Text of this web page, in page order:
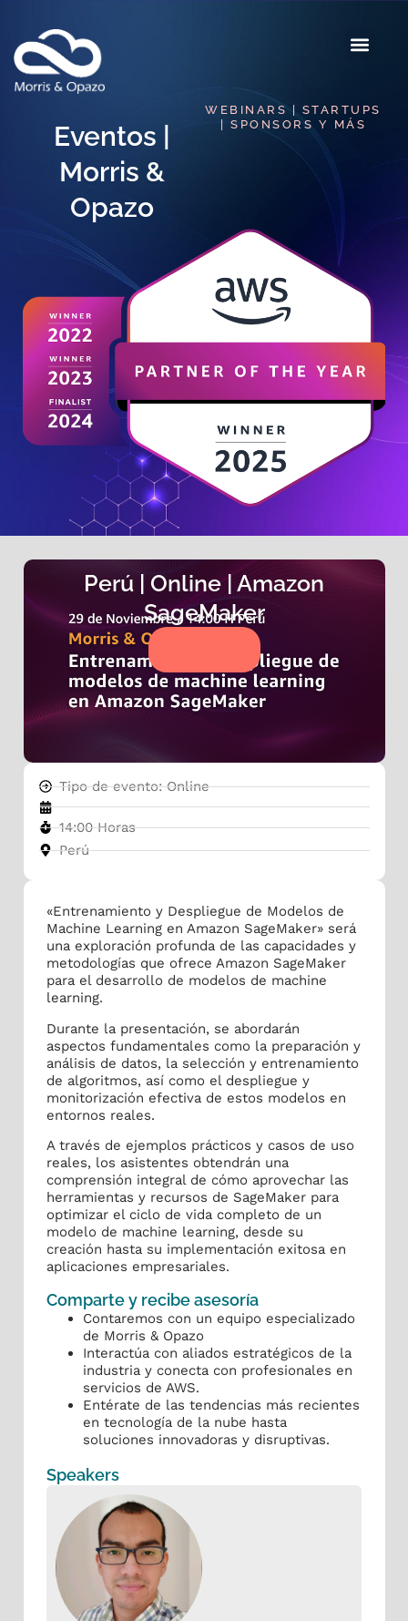
Eventos |
Morris &
Opazo​
WEBINARS | STARTUPS
| SPONSORS Y MÁS
Perú | Online | Amazon
SageMaker
Tipo de evento: Online
14:00 Horas
Perú
«Entrenamiento y Despliegue de Modelos de
Machine Learning en Amazon SageMaker» será
una exploración profunda de las capacidades y
metodologías que ofrece Amazon SageMaker
para el desarrollo de modelos de machine
learning.
Durante la presentación, se abordarán
aspectos fundamentales como la preparación y
análisis de datos, la selección y entrenamiento
de algoritmos, así como el despliegue y
monitorización efectiva de estos modelos en
entornos reales.
A través de ejemplos prácticos y casos de uso
reales, los asistentes obtendrán una
comprensión integral de cómo aprovechar las
herramientas y recursos de SageMaker para
optimizar el ciclo de vida completo de un
modelo de machine learning, desde su
creación hasta su implementación exitosa en
aplicaciones empresariales.
Comparte y recibe asesoría
Contaremos con un equipo especializado
de Morris & Opazo
Interactúa con aliados estratégicos de la
industria y conecta con profesionales en
servicios de AWS.
Entérate de las tendencias más recientes
en tecnología de la nube hasta
soluciones innovadoras y disruptivas.
Speakers